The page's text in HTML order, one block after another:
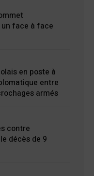
un face à face
en poste à
entre
armés
contre
décès de 9